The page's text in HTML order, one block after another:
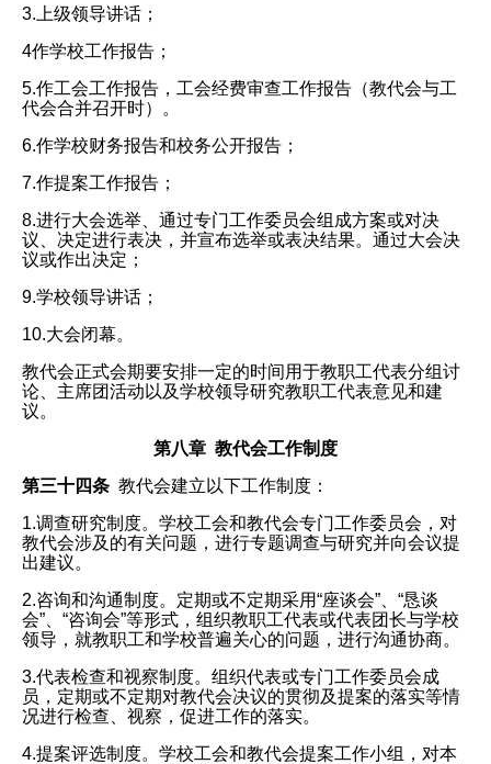
3.上级领导讲话；
4作学校工作报告；
5.作工会工作报告，工会经费审查工作报告（教代会与工
代会合并召开时）。
6.作学校财务报告和校务公开报告；
7.作提案工作报告；
8.进行大会选举、通过专门工作委员会组成方案或对决
议、决定进行表决，并宣布选举或表决结果。通过大会决
议或作出决定；
9.学校领导讲话；
10.大会闭幕。
教代会正式会期要安排一定的时间用于教职工代表分组讨
论、主席团活动以及学校领导研究教职工代表意见和建
议。
第八章 教代会工作制度
第三十四条 教代会建立以下工作制度：
1.调查研究制度。学校工会和教代会专门工作委员会，对
教代会涉及的有关问题，进行专题调查与研究并向会议提
出建议。
2.咨询和沟通制度。定期或不定期采用“座谈会”、“恳谈
会”、“咨询会”等形式，组织教职工代表或代表团长与学校
领导，就教职工和学校普遍关心的问题，进行沟通协商。
3.代表检查和视察制度。组织代表或专门工作委员会成
员，定期或不定期对教代会决议的贯彻及提案的落实等情
况进行检查、视察，促进工作的落实。
4.提案评选制度。学校工会和教代会提案工作小组，对本